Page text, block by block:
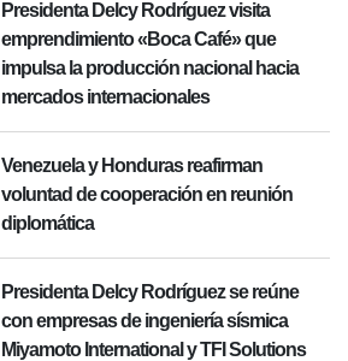
Presidenta Delcy Rodríguez visita
emprendimiento «Boca Café» que
impulsa la producción nacional hacia
mercados internacionales
Venezuela y Honduras reafirman
voluntad de cooperación en reunión
diplomática
Presidenta Delcy Rodríguez se reúne
con empresas de ingeniería sísmica
Miyamoto International y TFI Solutions